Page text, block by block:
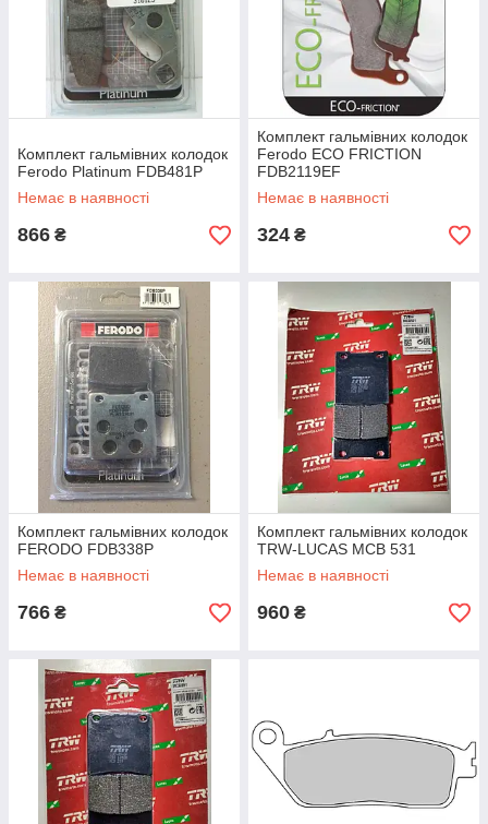
Комплект гальмівних колодок
Ferodo Platinum FDB481P
Немає в наявності
866 ₴
Комплект гальмівних колодок
Ferodo ECO FRICTION
FDB2119EF
Немає в наявності
324 ₴
Комплект гальмівних колодок
FERODO FDB338P
Немає в наявності
766 ₴
Комплект гальмівних колодок
TRW-LUCAS MCB 531
Немає в наявності
960 ₴